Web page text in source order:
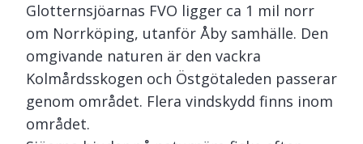
Glotternsjöarnas FVO ligger ca 1 mil norr
om Norrköping, utanför Åby samhälle. Den
omgivande naturen är den vackra
Kolmårdsskogen och Östgötaleden passerar
genom området. Flera vindskydd finns inom
området.